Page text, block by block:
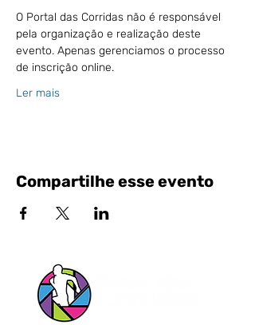
O Portal das Corridas não é responsável
pela organização e realização deste
evento. Apenas gerenciamos o processo
de inscrição online.
Ler mais
Compartilhe esse evento